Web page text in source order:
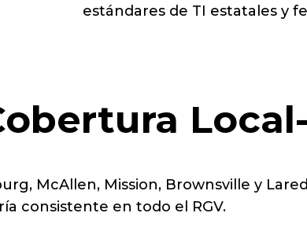
estándares de TI estatales y
McAllen, Mission, Brownsville y
consistente en todo el RGV.